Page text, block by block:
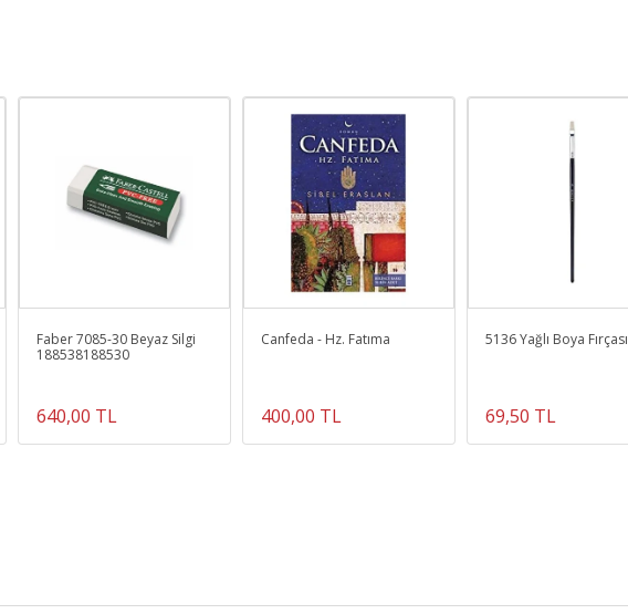
Faber 7085-30 Beyaz Silgi
188538188530
640,00 TL
Canfeda - Hz. Fatıma
400,00 TL
5136 Yağlı Boya Fırçası
69,50 TL